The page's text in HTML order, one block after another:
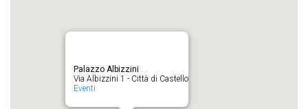
Palazzo Albizzini
Via Albizzini 1 - Città di Castello
Eventi